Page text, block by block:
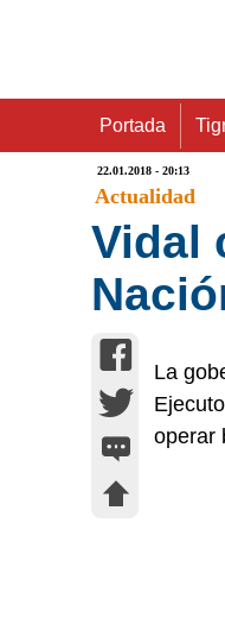
Portada
22.01.2018 - 20:13
Actualidad
Vidal
La
operar